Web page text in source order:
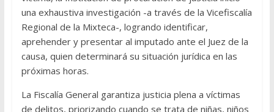
una exhaustiva investigación -a través de la Vicefiscalía
Regional de la Mixteca-, logrando identificar,
aprehender y presentar al imputado ante el Juez de la
causa, quien determinará su situación jurídica en las
próximas horas.
La Fiscalía General garantiza justicia plena a víctimas
de delitos, priorizando cuando se trata de niñas, niños